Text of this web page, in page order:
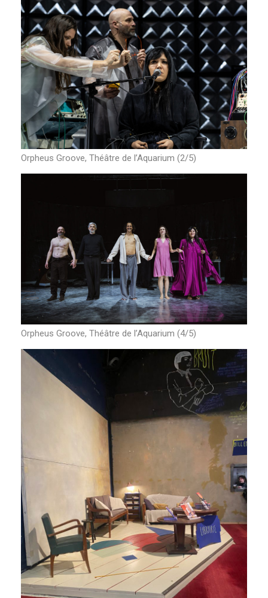
Orpheus Groove, Théâtre de l’Aquarium (2/5)
Orpheus Groove, Théâtre de l’Aquarium (4/5)